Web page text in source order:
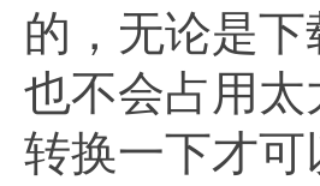
的，无论是
也不会占用
转换一下才